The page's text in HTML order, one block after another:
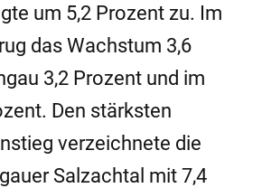
um 5,2 Prozent zu. Im
das Wachstum 3,6
3,2 Prozent und im
Den stärksten
verzeichnete die
Salzachtal mit 7,4